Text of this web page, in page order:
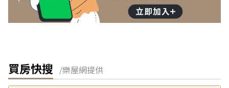
買房快搜 /樂屋網提供